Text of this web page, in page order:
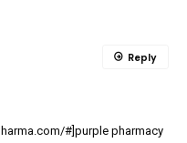
#]purple pharmacy
Reply